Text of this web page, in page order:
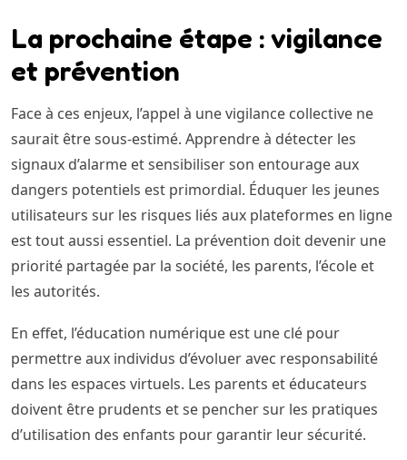
La prochaine étape : vigilance
et prévention
Face à ces enjeux, l’appel à une vigilance collective ne
saurait être sous-estimé. Apprendre à détecter les
signaux d’alarme et sensibiliser son entourage aux
dangers potentiels est primordial. Éduquer les jeunes
utilisateurs sur les risques liés aux plateformes en ligne
est tout aussi essentiel. La prévention doit devenir une
priorité partagée par la société, les parents, l’école et
les autorités.
En effet, l’éducation numérique est une clé pour
permettre aux individus d’évoluer avec responsabilité
dans les espaces virtuels. Les parents et éducateurs
doivent être prudents et se pencher sur les pratiques
d’utilisation des enfants pour garantir leur sécurité.